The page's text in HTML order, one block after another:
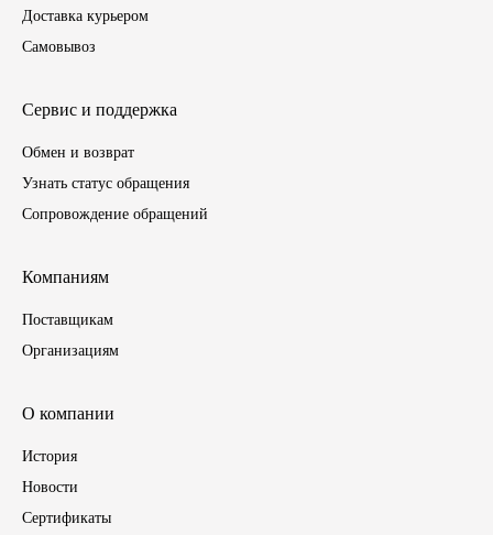
АГРИНОЛ
Автозапчасти
МАЗ
КАМАЗ
ГАЗ
ПАЗ, КАВЗ
Доставка курьером
Самовывоз
Сервис и поддержка
Обмен и возврат
Узнать статус обращения
Сопровождение обращений
Компаниям
Поставщикам
Организациям
О компании
История
Новости
Сертификаты